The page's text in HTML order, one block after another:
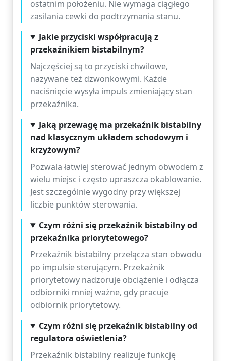
ostatnim położeniu. Nie wymaga ciągłego
zasilania cewki do podtrzymania stanu.
Jakie przyciski współpracują z
przekaźnikiem bistabilnym?
Najczęściej są to przyciski chwilowe,
nazywane też dzwonkowymi. Każde
naciśnięcie wysyła impuls zmieniający stan
przekaźnika.
Jaką przewagę ma przekaźnik bistabilny
nad klasycznym układem schodowym i
krzyżowym?
Pozwala łatwiej sterować jednym obwodem z
wielu miejsc i często upraszcza okablowanie.
Jest szczególnie wygodny przy większej
liczbie punktów sterowania.
Czym różni się przekaźnik bistabilny od
przekaźnika priorytetowego?
Przekaźnik bistabilny przełącza stan obwodu
po impulsie sterującym. Przekaźnik
priorytetowy nadzoruje obciążenie i odłącza
odbiorniki mniej ważne, gdy pracuje
odbiornik priorytetowy.
Czym różni się przekaźnik bistabilny od
regulatora oświetlenia?
Przekaźnik bistabilny realizuje funkcję